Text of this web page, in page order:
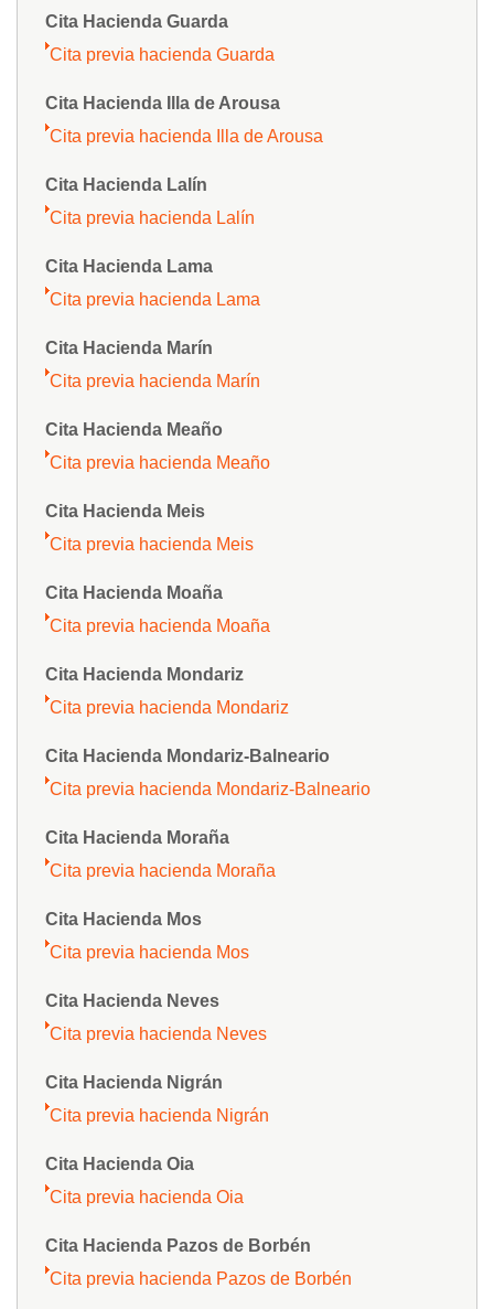
Cita Hacienda Guarda
Cita previa hacienda Guarda
Cita Hacienda Illa de Arousa
Cita previa hacienda Illa de Arousa
Cita Hacienda Lalín
Cita previa hacienda Lalín
Cita Hacienda Lama
Cita previa hacienda Lama
Cita Hacienda Marín
Cita previa hacienda Marín
Cita Hacienda Meaño
Cita previa hacienda Meaño
Cita Hacienda Meis
Cita previa hacienda Meis
Cita Hacienda Moaña
Cita previa hacienda Moaña
Cita Hacienda Mondariz
Cita previa hacienda Mondariz
Cita Hacienda Mondariz-Balneario
Cita previa hacienda Mondariz-Balneario
Cita Hacienda Moraña
Cita previa hacienda Moraña
Cita Hacienda Mos
Cita previa hacienda Mos
Cita Hacienda Neves
Cita previa hacienda Neves
Cita Hacienda Nigrán
Cita previa hacienda Nigrán
Cita Hacienda Oia
Cita previa hacienda Oia
Cita Hacienda Pazos de Borbén
Cita previa hacienda Pazos de Borbén